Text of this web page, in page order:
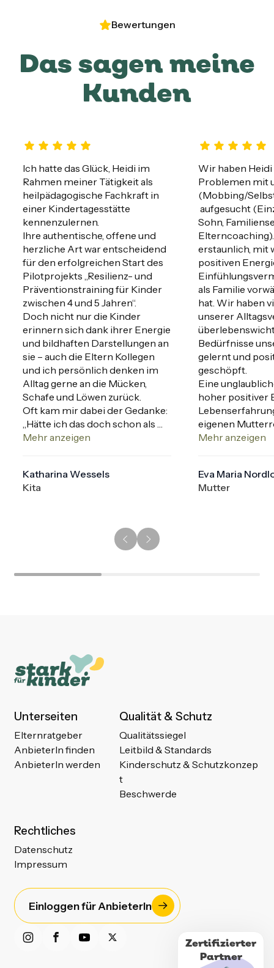
Bewertungen
Das sagen meine
Kunden
Ich hatte das Glück, Heidi im
Rahmen meiner Tätigkeit als
heilpädagogische Fachkraft in
einer Kindertagesstätte
kennenzulernen.
Ihre authentische, offene und
herzliche Art war entscheidend
für den erfolgreichen Start des
Pilotprojekts „Resilienz- und
Präventionstraining für Kinder
zwischen 4 und 5 Jahren“.
Doch nicht nur die Kinder
erinnern sich dank ihrer Energie
und bildhaften Darstellungen an
sie – auch die Eltern Kollegen
und ich persönlich denken im
Alltag gerne an die Mücken,
Schafe und Löwen zurück.
Oft kam mir dabei der Gedanke:
„Hätte ich das doch schon als
Kind gewusst.“
Mehr anzeigen
Katharina Wessels
Kita
Wir haben
Problemen mit
(Mobbing/
aufgesucht
Sohn,
erstaunlich, mit
positiven
als Familie
hat. Wir haben
unserer
Bedürfnisse
gelernt und
geschöpft.
Eine
hoher positiver
eigenen
wirklichem
Eine
und
Mehr anzeigen
Eva Maria
Mutter
Unterseiten
Elternratgeber
AnbieterIn finden
AnbieterIn werden
Qualität & Schutz
Qualitätssiegel
Leitbild & Standards
Kinderschutz & Schutzkonzep
t
Beschwerde
Rechtliches
Datenschutz
Impressum
Einloggen für AnbieterIn
Zertifizierter
Partner